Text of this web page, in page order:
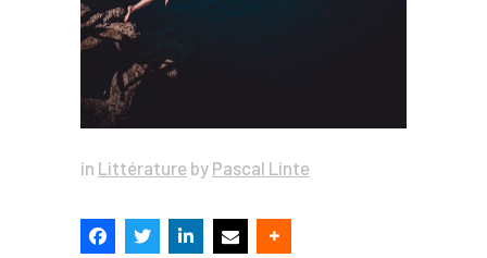
in Littérature by Pascal Linte